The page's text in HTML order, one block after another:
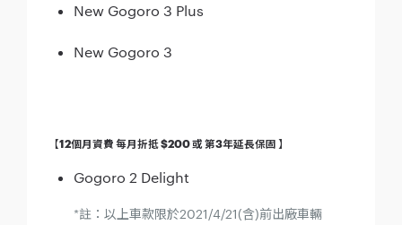
New Gogoro 3 Plus
New Gogoro 3
【12個月資費 每月折抵 $200 或 第3年延長保固 】
Gogoro 2 Delight
*註：以上車款限於2021/4/21(含)前出廠車輛